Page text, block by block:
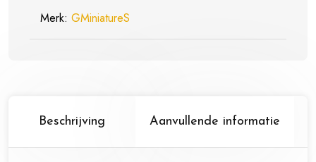
mm
Merk: GMiniatureS
Beschrijving Aanvullende informatie